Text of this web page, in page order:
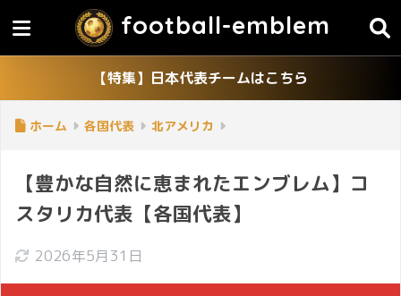
football-emblem
【特集】日本代表チームはこちら
ホーム 各国代表 北アメリカ
【豊かな自然に恵まれたエンブレム】コ
スタリカ代表【各国代表】
2026年5月31日